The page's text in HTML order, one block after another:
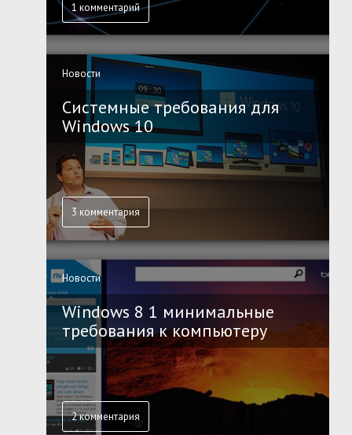
1 комментарий
Новости
Системные требования для
Windows 10
3 комментария
Новости
Windows 8 1 минимальные
требования к компьютеру
2 комментария